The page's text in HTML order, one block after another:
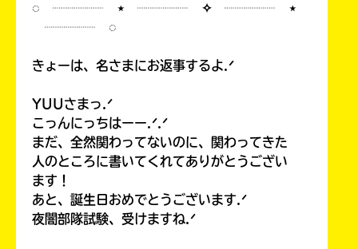
◌ ┈┈┈┈ ⋆ ┈┈┈┈ ✧ ┈┈┈┈ ⋆
┈┈┈┈ ◌
きょーは、名さまにお返事するよ.ᐟ
YUUさまっ.ᐟ
こっんにっちはーー.ᐟ.ᐟ
まだ、全然関わってないのに、関わってきた
人のところに書いてくれてありがとうござい
ます！
あと、誕生日おめでとうございます.ᐟ
夜闇部隊試験、受けますね.ᐟ